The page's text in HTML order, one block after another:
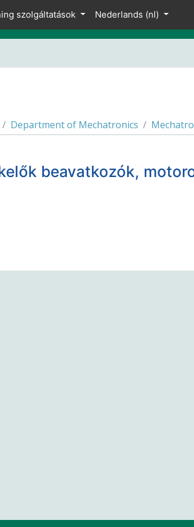
szolgáltatások Nederlands ‎(nl)‎
Department of Mechatronics
beavatkozók,